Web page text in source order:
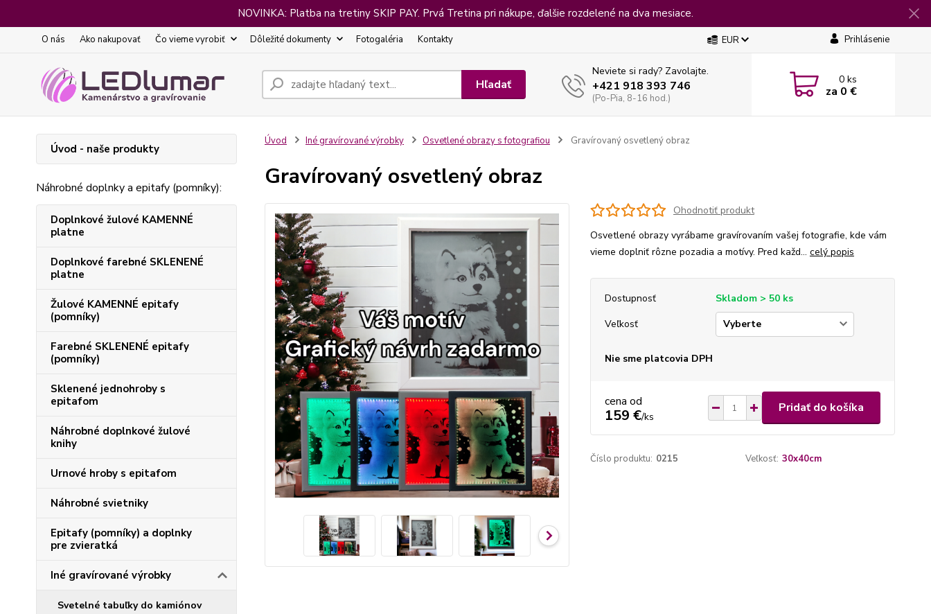
NOVINKA: Platba na tretiny SKIP PAY. Prvá Tretina pri nákupe, ďalšie rozdelené na dva mesiace.
O nás Ako nakupovať Čo vieme vyrobiť Dôležité dokumenty Fotogaléria Kontakty EUR Prihlásenie
Hľadať
Neviete si rady? Zavolajte.
+421 918 393 746
(Po-Pia, 8-16 hod.)
0ks
za 0 €
Úvod - naše produkty
Náhrobné doplnky a epitafy (pomníky):
Doplnkové žulové KAMENNÉ
platne
Doplnkové farebné SKLENENÉ
platne
Žulové KAMENNÉ epitafy
(pomníky)
Farebné SKLENENÉ epitafy
(pomníky)
Sklenené jednohroby s
epitafom
Náhrobné doplnkové žulové
knihy
Urnové hroby s epitafom
Náhrobné svietniky
Epitafy (pomníky) a doplnky
pre zvieratká
Iné gravírované výrobky
Svetelné tabuľky do kamiónov
Úvod Iné gravírované výrobky Osvetlené obrazy s fotografiou Gravírovaný osvetlený obraz
Gravírovaný osvetlený obraz
Ohodnotiť produkt
Osvetlené obrazy vyrábame gravírovaním vašej fotografie, kde vám
vieme doplniť rôzne pozadia a motívy. Pred každ... celý popis
Dostupnosť
Skladom > 50 ks
Veľkosť
Nie sme platcovia DPH
cena od
159 €/ks
Pridať do košíka
Číslo produktu: 0215 Veľkosť: 30x40cm